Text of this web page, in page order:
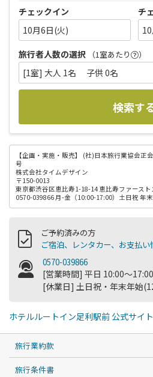
チェックイン
10月6日(火)
チ
旅行者人数の選択
（1室あたり ）
[1室] 大人 1名 子供 0名
検索す
【企画・実施・販売】
(社)日本旅行業協会正
号
株式会社タイムデザイン
〒150-0013
東京都渋谷区恵比寿1-18-14 恵比寿ファース
0570-039866 月-金（10:00-17:00）土日祝 年
ご予約済みの方
ご宿泊、レンタカー、お支払
0570-039866
[営業時間] 平日 10:00～17:00
[休業日] 土日祝・年末年始
ホテルルートイン足利駅前 公式サイト
旅行業約款
旅行条件書